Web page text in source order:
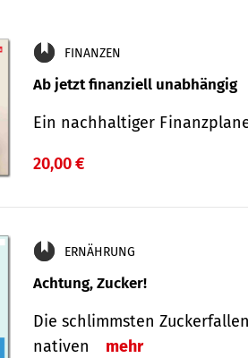
FINANZEN
Ab jetzt finanziell unabhängig
Ein nachhaltiger
20,00 €
ERNÄHRUNG
Achtung, Zucker!
Die schlimmsten
nativen
mehr